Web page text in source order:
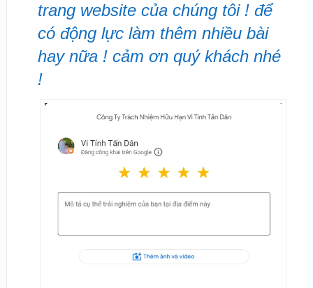
trang website của chúng tôi ! để
có động lực làm thêm nhiều bài
hay nữa ! cảm ơn quý khách nhé
!